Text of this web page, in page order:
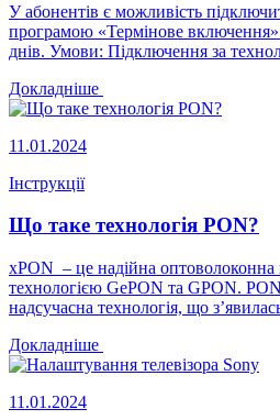
У абонентів є можливість
програмою «Термінове
днів. Умови: Підключення за
Докладніше
11.01.2024
Інструкції
Що таке технологія PON?
xPON – це надійна оптоволоконна
технологією GePON та GPON.
надсучасна технологія, що
Докладніше
11.01.2024